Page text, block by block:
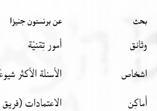
بحث
وثائق
اشخاص
أَماكِن
عن برنستون جنيزا
أمور تِقنيّة
الأسئلة الأكثر
الاعتمادات (فريق